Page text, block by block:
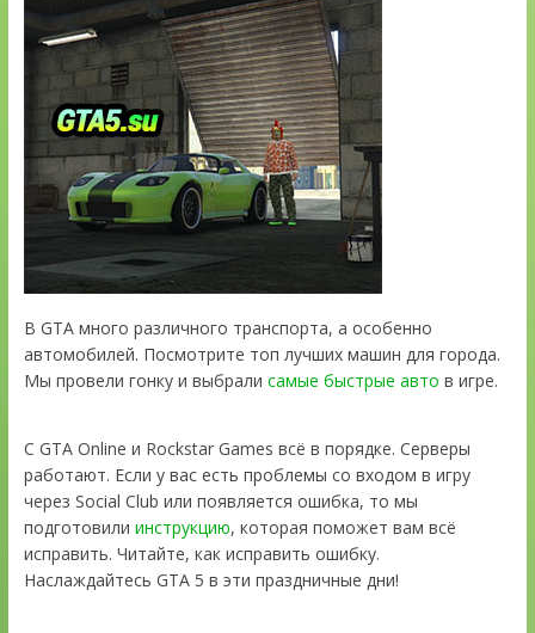
В GTA много различного транспорта, а особенно
автомобилей. Посмотрите топ лучших машин для города.
Мы провели гонку и выбрали самые быстрые авто в игре.
С GTA Online и Rockstar Games всё в порядке. Серверы
работают. Если у вас есть проблемы со входом в игру
через Social Club или появляется ошибка, то мы
подготовили инструкцию, которая поможет вам всё
исправить. Читайте, как исправить ошибку.
Наслаждайтесь GTA 5 в эти праздничные дни!